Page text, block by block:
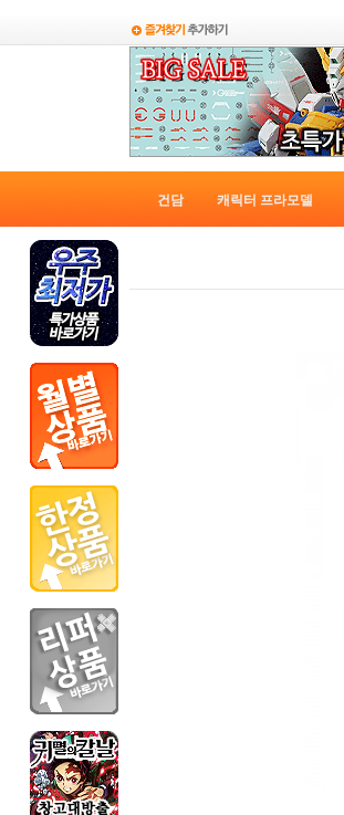
건담 캐릭터 프라모델